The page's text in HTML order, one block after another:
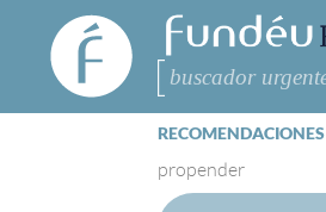
FundéuRAE
- Fundación
del Español
Urgente
Buscar
RECOMENDACIONES
propender